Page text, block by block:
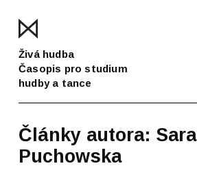
Živá hudba
Časopis pro studium
hudby a tance
Články autora: Sara
Puchowska